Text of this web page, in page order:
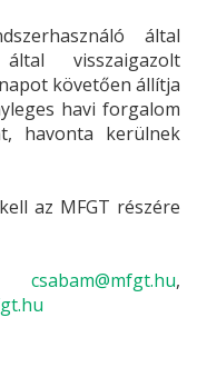
által
visszaigazolt
követően állítja
havi forgalom
havonta kerülnek
az MFGT részére
csabam@mfgt.hu,